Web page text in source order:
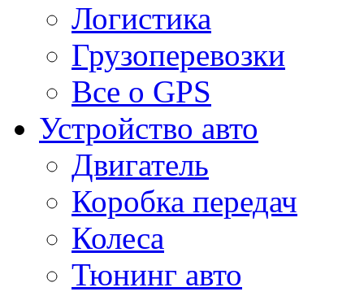
Логистика
Грузоперевозки
Все о GPS
Устройство авто
Двигатель
Коробка передач
Колеса
Тюнинг авто